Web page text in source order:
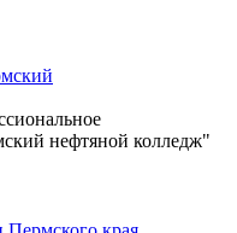
нефтяной колледж"